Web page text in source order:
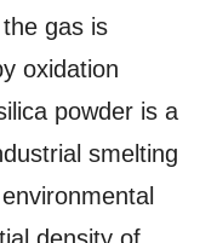
gas is
oxidation
powder is a
smelting